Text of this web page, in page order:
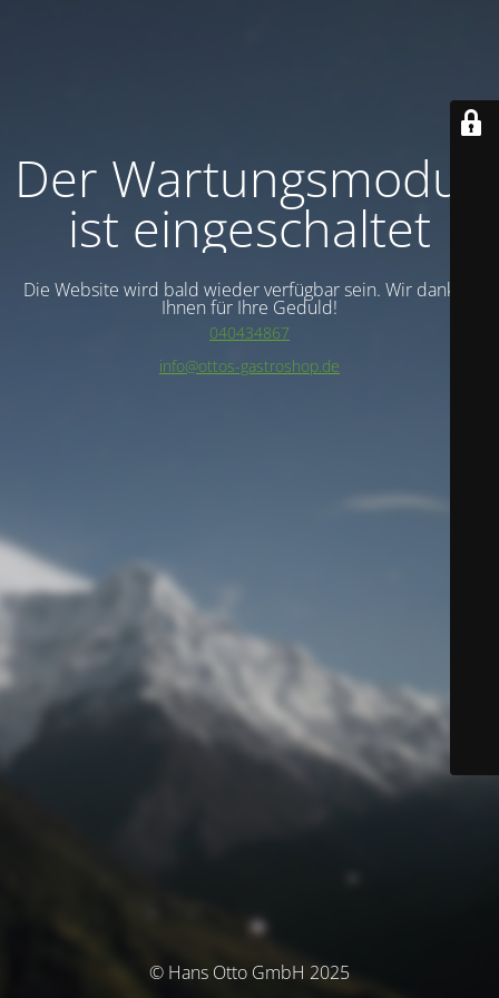
Der Wartungsmodus
ist eingeschaltet
Die Website wird bald wieder verfügbar sein. Wir danken
Ihnen für Ihre Geduld!
040434867
info@ottos-gastroshop.de
© Hans Otto GmbH 2025